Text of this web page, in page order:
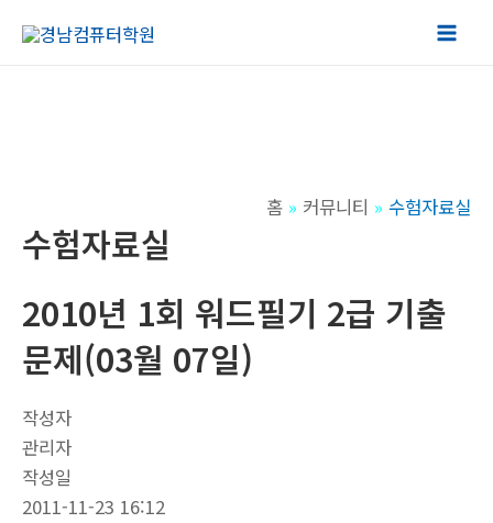
Main
홈 커뮤니티 수험자료실
수험자료실
2010년 1회 워드필기 2급 기출
문제(03월 07일)
작성자
관리자
작성일
2011-11-23 16:12